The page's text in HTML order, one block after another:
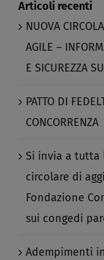
Articoli recenti
NUOVA
AGILE –
E SICUREZZA
PATTO DI
CONCORRENZA​
Si invia a tutta
circolare di
Fondazione
sui congedi
Adempimenti